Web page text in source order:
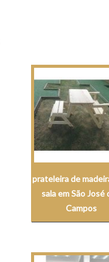
prateleira de
sala em São José
Campos